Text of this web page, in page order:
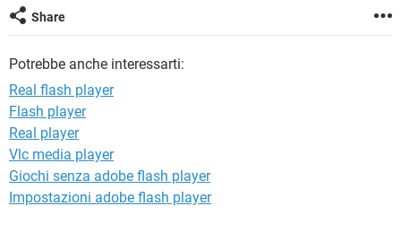
TIKTOK
Share
Potrebbe anche interessarti:
Real flash player
Flash player
Real player
Vlc media player
Giochi senza adobe flash player
Impostazioni adobe flash player